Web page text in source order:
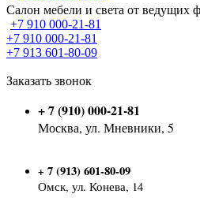
Салон мебели и света от ведущих
+7 910 000-21-81
+7 910 000-21-81
+7 913 601-80-09
Заказать звонок
+ 7 (910) 000-21-81
Москва, ул. Мневники, 5
+ 7 (913) 601-80-09
Омск, ул. Конева, 14